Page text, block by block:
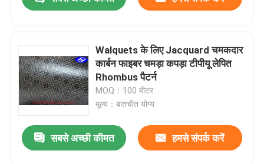
Walquets के लिए Jacquard चमकदार
कार्बन फाइबर चमड़ा कपड़ा टीपीयू लेपित
Rhombus पैटर्न
MOQ：100 मीटर
मूल्य：बातचीत योग्य
सबसे अच्छी कीमत हमसे संपर्क करें